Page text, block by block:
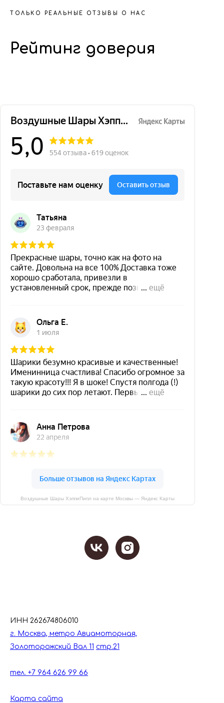
ТОЛЬКО РЕАЛЬНЫЕ ОТЗЫВЫ О НАС
Рейтинг доверия
Воздушные Шары ХэппиПипл на карте Москвы — Яндекс Карты
ИНН 262674806010
г. Москва, метро Авиамоторная,
Золоторожский Вал 11 стр.21
тел. +7 964 626 99 66
Карта сайта